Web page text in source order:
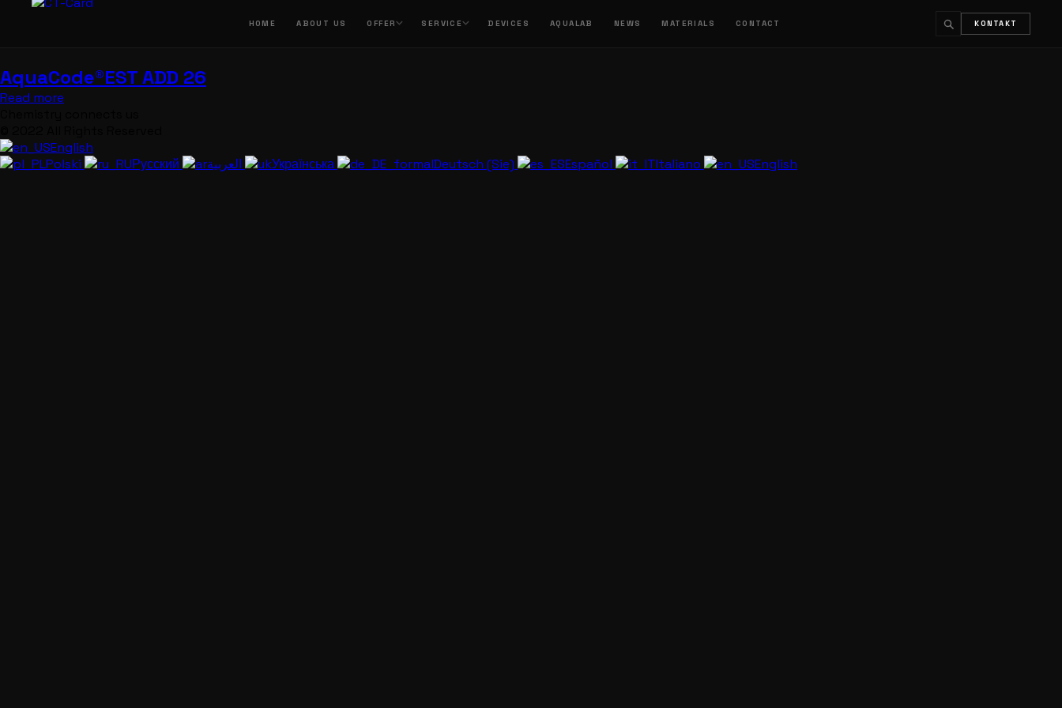
Przejdź
HOME ABOUT US OFFER SERVICE DEVICES AQUALAB NEWS MATERIALS CONTACT KONTAKT
AquaCode®EST ADD 26
Read more
English
Polski
Русский Українська Deutsch (Sie) Español Italiano English